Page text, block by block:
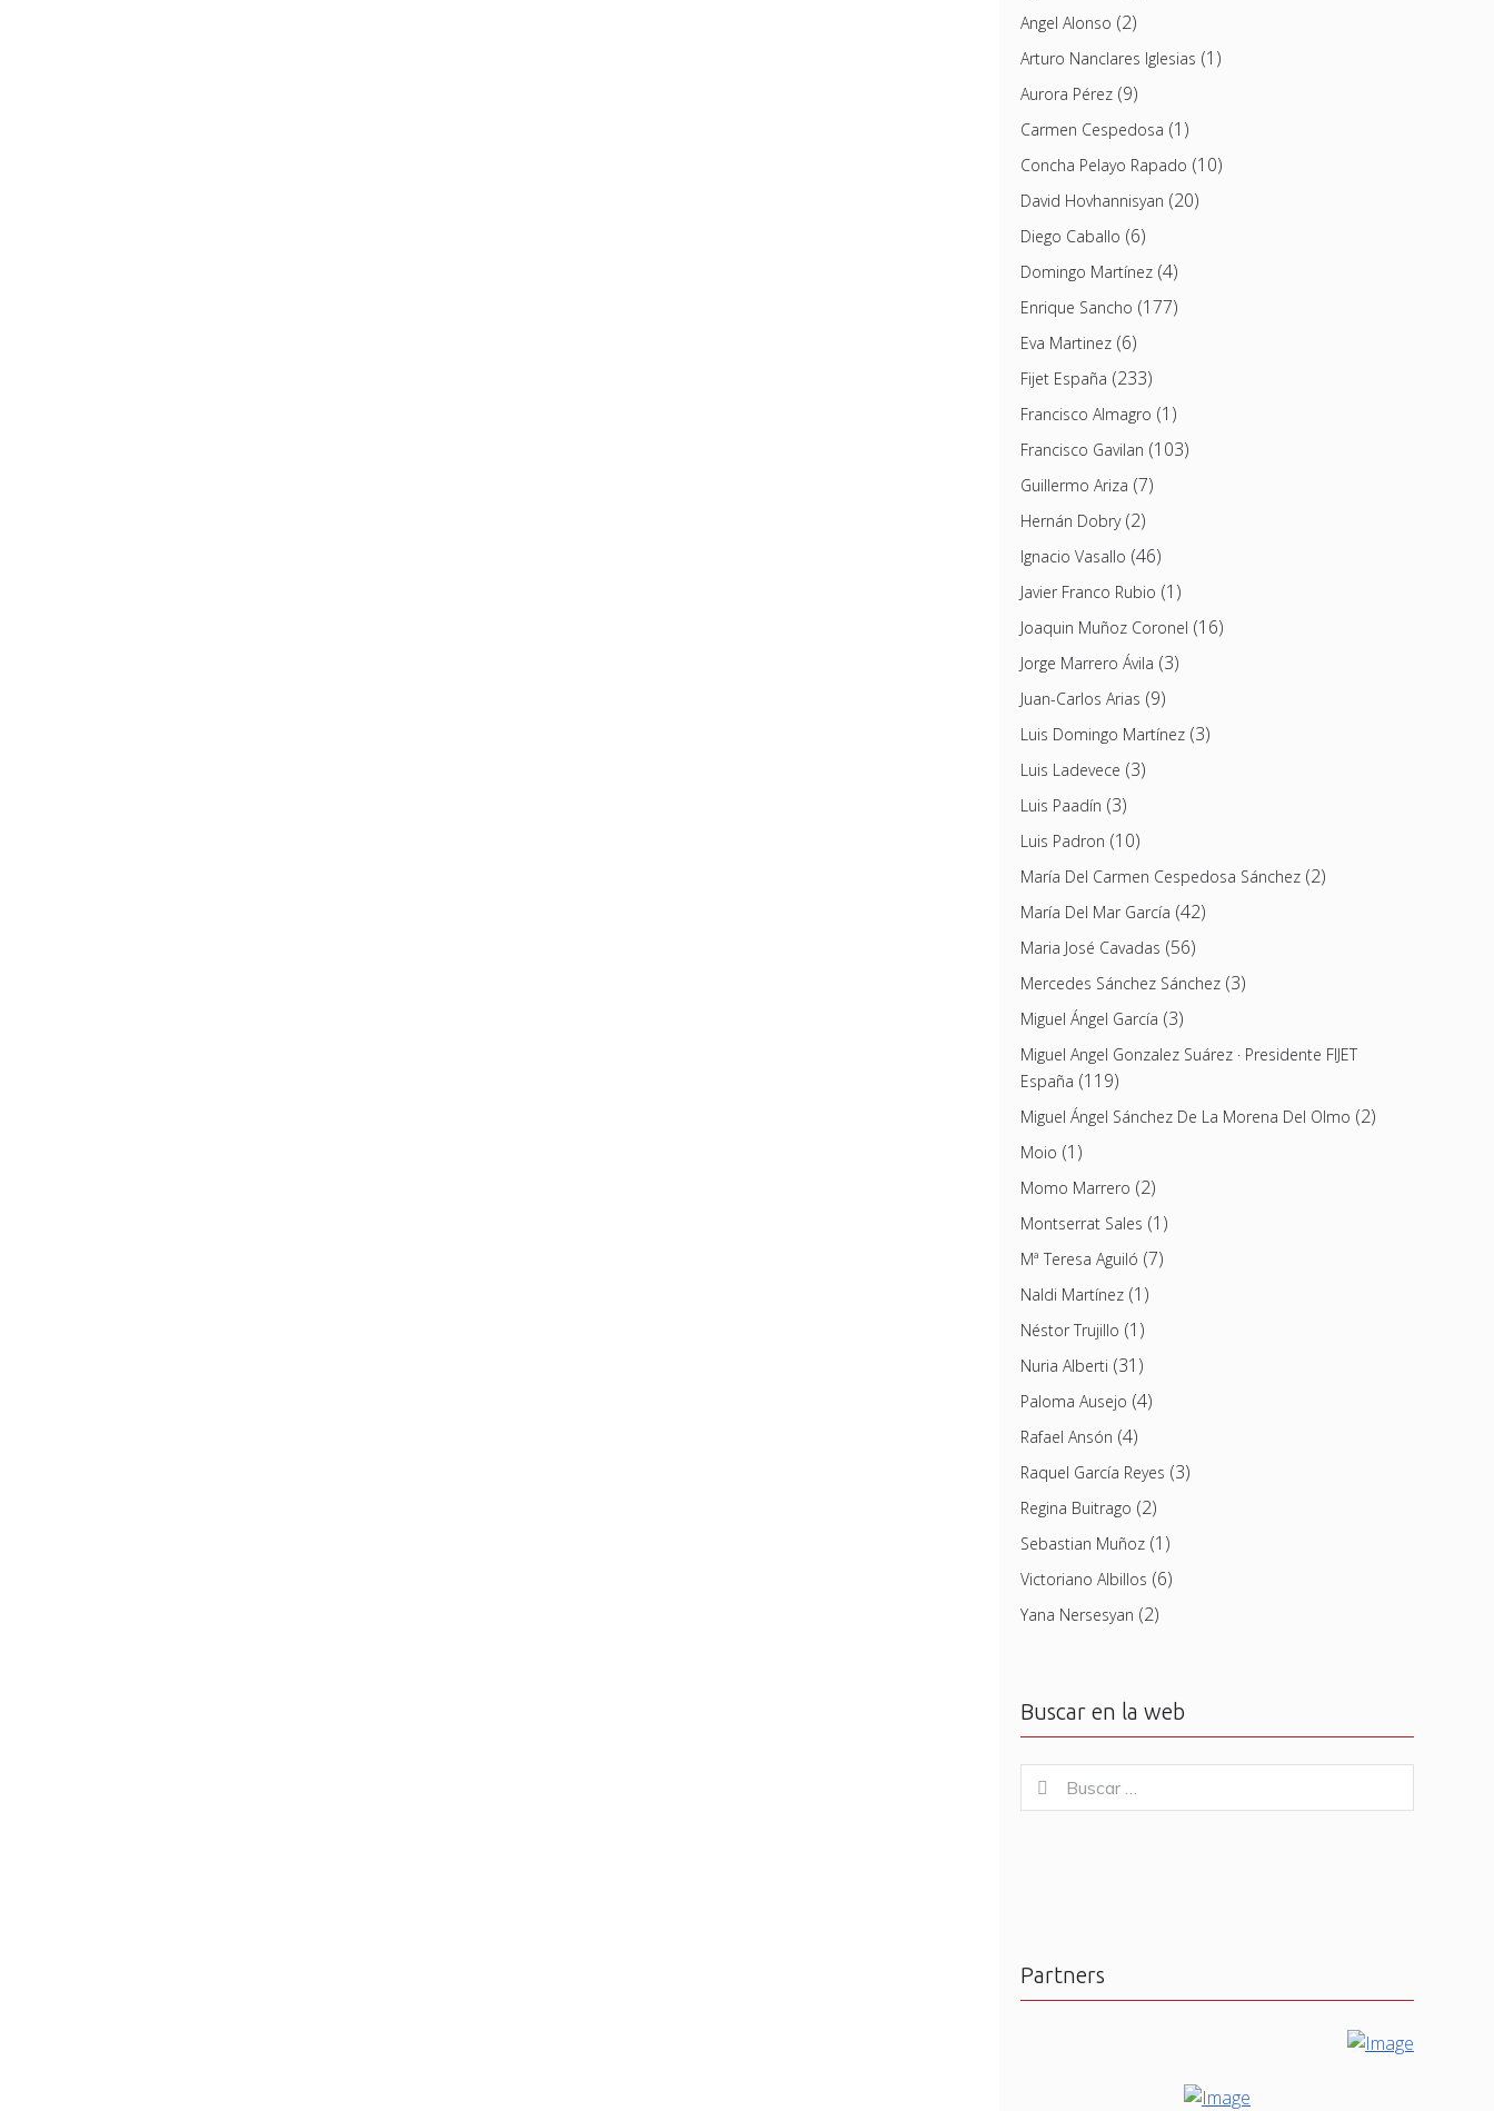
Angel Alonso (2)
Arturo Nanclares Iglesias (1)
Aurora Pérez(9)
Carmen Cespedosa (1)
Concha Pelayo Rapado (10)
David Hovhannisyan (20)
Diego Caballo (6)
Domingo Martínez(4)
Enrique Sancho (177)
Eva Martinez(6)
Fijet España (233)
Francisco Almagro (1)
Francisco Gavilan (103)
Guillermo Ariza (7)
Hernán Dobry(2)
Ignacio Vasallo (46)
Javier Franco Rubio (1)
Joaquin Muñoz Coronel (16)
Jorge Marrero Ávila (3)
Juan-Carlos Arias (9)
Luis Domingo Martínez(3)
Luis Ladevece (3)
Luis Paadín (3)
Luis Padron (10)
María Del Carmen Cespedosa Sánchez(2)
María Del Mar García (42)
Maria José Cavadas (56)
Mercedes Sánchez Sánchez(3)
Miguel Ángel García (3)
Miguel Angel Gonzalez Suárez · Presidente FIJET
España (119)
Miguel Ángel Sánchez De La Morena Del Olmo (2)
Moio (1)
Momo Marrero (2)
Montserrat Sales (1)
Mª Teresa Aguiló (7)
Naldi Martínez(1)
Néstor Trujillo (1)
Nuria Alberti (31)
Paloma Ausejo (4)
Rafael Ansón (4)
Raquel García Reyes (3)
Regina Buitrago (2)
Sebastian Muñoz(1)
Victoriano Albillos (6)
Yana Nersesyan (2)
Buscar en la web
for:
Buscar
Partners